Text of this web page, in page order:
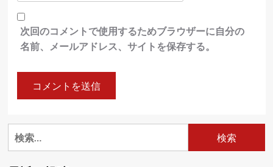
次回のコメントで使用するためブラウザーに自分の
名前、メールアドレス、サイトを保存する。
検
索: